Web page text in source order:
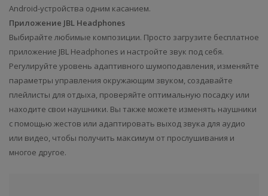
Android-устройства одним касанием.
Приложение JBL Headphones
Выбирайте любимые композиции. Просто загрузите бесплатное
приложение JBL Headphones и настройте звук под себя.
Регулируйте уровень адаптивного шумоподавления, изменяйте
параметры управления окружающим звуком, создавайте
плейлисты для отдыха, проверяйте оптимальную посадку или
находите свои наушники. Вы также можете изменять наушники
с помощью жестов или адаптировать выход звука для аудио
или видео, чтобы получить максимум от прослушивания и
многое другое.